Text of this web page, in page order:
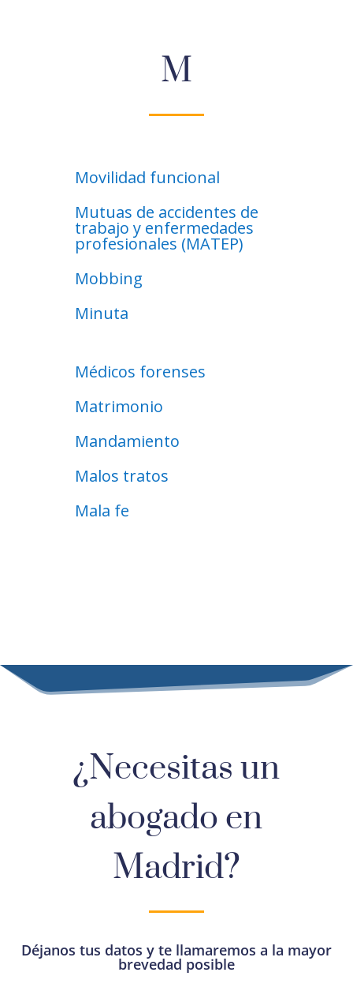
M
Movilidad funcional
Mutuas de accidentes de
trabajo y enfermedades
profesionales (MATEP)
Mobbing
Minuta
Médicos forenses
Matrimonio
Mandamiento
Malos tratos
Mala fe
¿Necesitas un
abogado en
Madrid?
Déjanos tus datos y te llamaremos a la mayor
brevedad posible